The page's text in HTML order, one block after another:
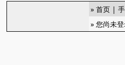
»首页 |
» 您尚未